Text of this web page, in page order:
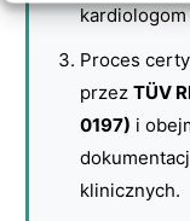
Proces
przez TÜV
0197) i
klinicznych.